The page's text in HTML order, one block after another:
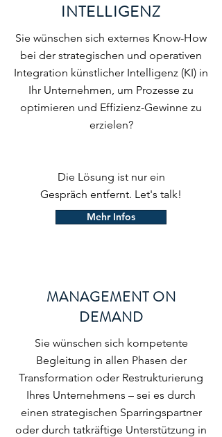
INTELLIGENZ
Sie wünschen sich externes Know-How
bei der strategischen und operativen
Integration künstlicher Intelligenz (KI) in
Ihr Unternehmen, um Prozesse zu
optimieren und Effizienz-Gewinne zu
erzielen?
​Die Lösung ist nur ein
Gespräch entfernt. Let's talk!​
Mehr Infos
MANAGEMENT ON
DEMAND
Sie wünschen sich kompetente
Begleitung in allen Phasen der
Transformation oder Restrukturierung
Ihres Unternehmens – sei es durch
einen strategischen Sparringspartner
oder durch tatkräftige Unterstützung in